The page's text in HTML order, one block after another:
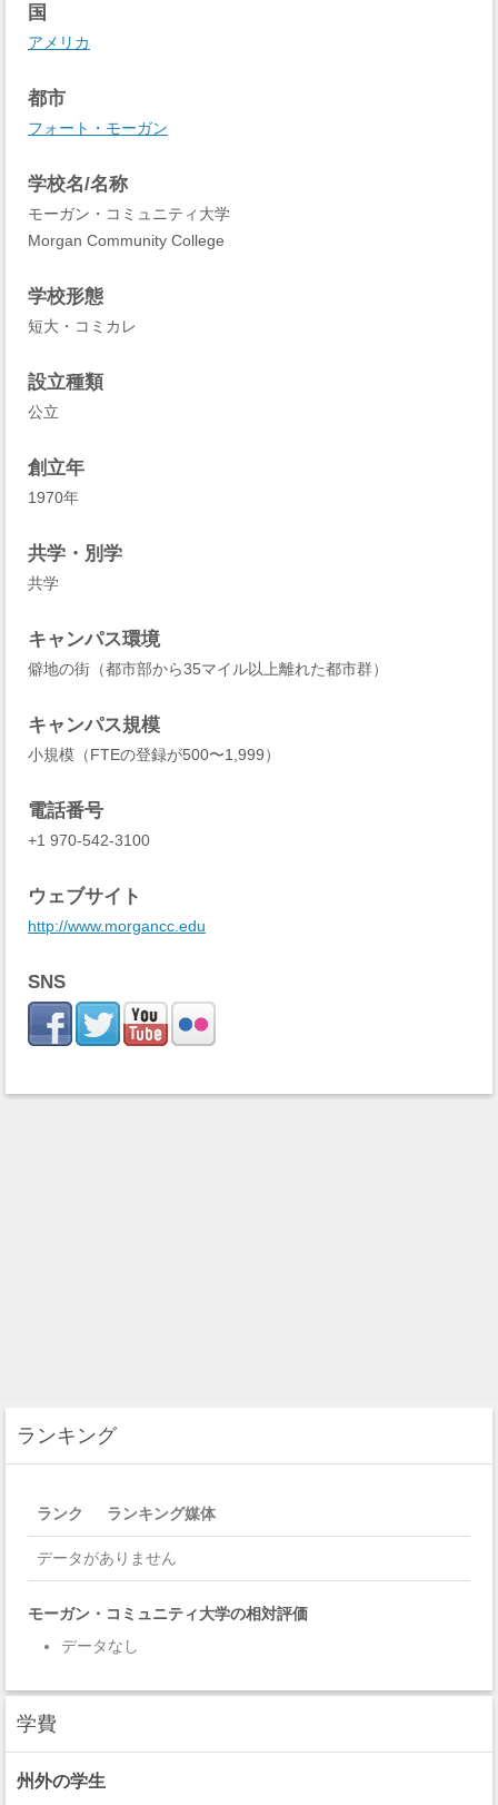
国
アメリカ
都市
フォート・モーガン
学校名/名称
モーガン・コミュニティ大学
Morgan Community College
学校形態
短大・コミカレ
設立種類
公立
創立年
1970年
共学・別学
共学
キャンパス環境
僻地の街（都市部から35マイル以上離れた都市群）
キャンパス規模
小規模（FTEの登録が500〜1,999）
電話番号
+1 970-542-3100
ウェブサイト
http://www.morgancc.edu
SNS
ランキング
ランク ランキング媒体
データがありません
モーガン・コミュニティ大学の相対評価
データなし
学費
州外の学生